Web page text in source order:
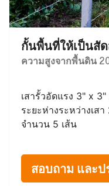
กั้นพื้นที่ให้เป็นสั
ความสูงจากพื้นดิน
เสารั้วอัดแรง 3" x
ระยะห่างระหว่างเส
จำนวน 5 เส้น
สอบถาม และป